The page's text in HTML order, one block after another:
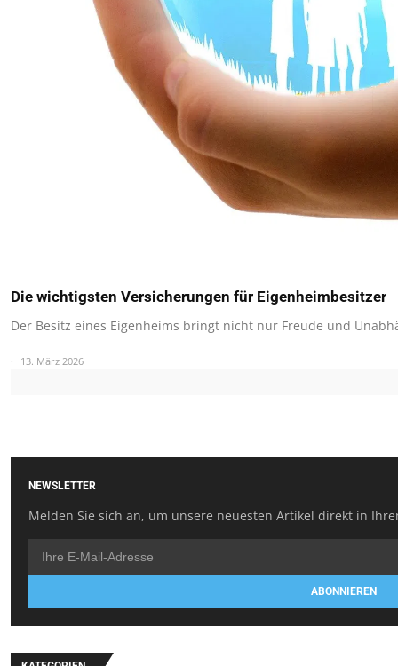
Die wichtigsten Versicherungen für Eigenheimbesitzer
Der Besitz eines Eigenheims bringt nicht nur Freude und
13. März 2026
NEWSLETTER
Melden Sie sich an, um unsere neuesten Artikel direkt in
ABONNIEREN